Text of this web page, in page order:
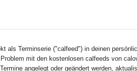
als Terminserie ("calfeed") in deinen
mit den kostenlosen calfeeds von
angelegt oder geändert werden,